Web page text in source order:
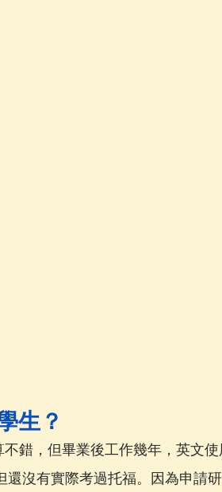
生？
錯，但畢業後工作幾年，英文使
還沒有實際考過托福。因為申請研